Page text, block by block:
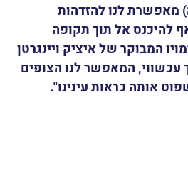
לנו להזדהות
להיכנס אל תוך תקופה
המבוקר של איציק ויינגרטן
המאפשר לנו הצופים
אותה כראות עינינו".